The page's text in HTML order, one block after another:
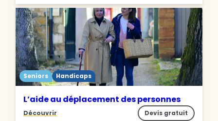
Seniors Handicaps
L’aide au déplacement des personnes
Découvrir Devis gratuit